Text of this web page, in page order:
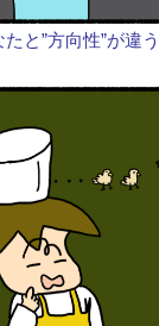
と”方向性”が違う